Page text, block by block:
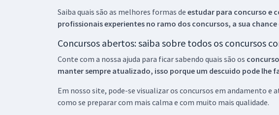
Saiba quais são as melhores formas de estudar para concurso e
profissionais experientes no ramo dos concursos, a sua
Concursos abertos: saiba sobre todos os concursos
Conte com a nossa ajuda para ficar sabendo quais são os
manter sempre atualizado, isso porque um descuido pode lhe
Em nosso site, pode-se visualizar os concursos em andamento e
como se preparar com mais calma e com muito mais qualidade.